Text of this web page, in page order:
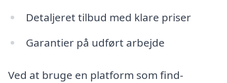
Detaljeret tilbud med klare priser
Garantier på udført arbejde
Ved at bruge en platform som find-